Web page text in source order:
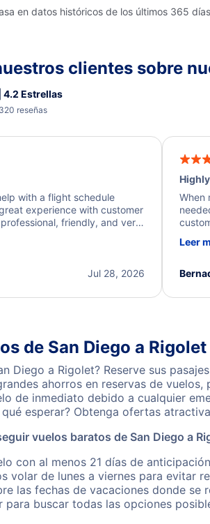
en datos históricos de los últimos 365
clientes sobre
4.2 Estrellas
reseñas
with a flight schedule
experience with customer
friendly, and very
informed of the next steps.
Jul 28, 2026
When
I truly
Leer
de San Diego a Rigolet
Diego a Rigolet? Reserve sus
ahorros en reservas de
de inmediato debido a cualquier
esperar? Obtenga ofertas
vuelos baratos de San Diego a
con al menos 21 días de
volar de lunes a viernes para evitar
las fechas de vacaciones donde
para buscar todas las opciones